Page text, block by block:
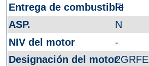
FI
N
-
2GRFE